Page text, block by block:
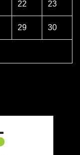
22 23
29 30